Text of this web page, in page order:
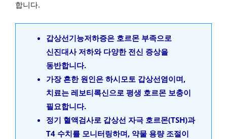
합니다.
갑상선기능저하증은 호르몬 부족으로
신진대사 저하와 다양한 전신 증상을
동반합니다.
가장 흔한 원인은 하시모토 갑상선염이며,
치료는 레보티록신으로 평생 호르몬 보충이
필요합니다.
정기 혈액검사로 갑상선 자극 호르몬(TSH)과
T4 수치를 모니터링하며, 약물 용량 조절이